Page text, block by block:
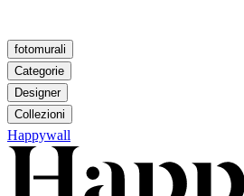
fotomurali
Categorie
Designer
Collezioni
Happywall